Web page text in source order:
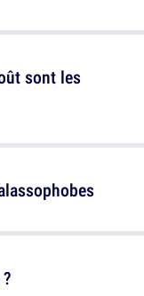
sont les